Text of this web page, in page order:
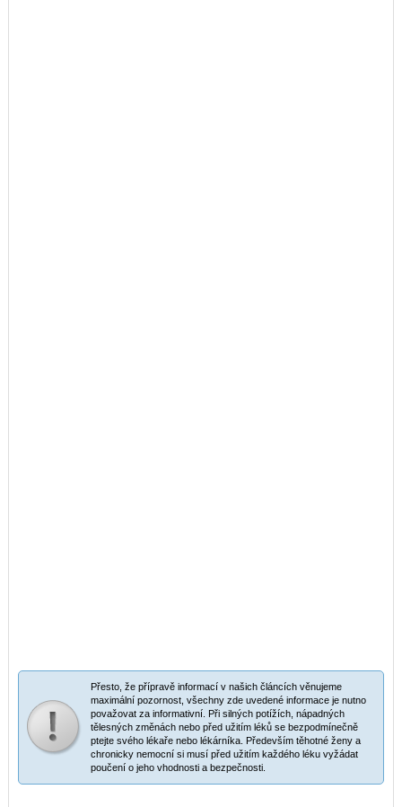
Přesto, že přípravě informací v našich článcích věnujeme
maximální pozornost, všechny zde uvedené informace je nutno
považovat za informativní. Při silných potížích, nápadných
tělesných změnách nebo před užitím léků se bezpodmínečně
ptejte svého lékaře nebo lékárníka. Především těhotné ženy a
chronicky nemocní si musí před užitím každého léku vyžádat
poučení o jeho vhodnosti a bezpečnosti.